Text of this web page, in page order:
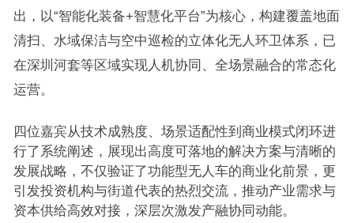
出，以“智能化装备+智慧化平台”为核心，构建覆盖地面
清扫、水域保洁与空中巡检的立体化无人环卫体系，已
在深圳河套等区域实现人机协同、全场景融合的常态化
运营。
四位嘉宾从技术成熟度、场景适配性到商业模式闭环进
行了系统阐述，展现出高度可落地的解决方案与清晰的
发展战略，不仅验证了功能型无人车的商业化前景，更
引发投资机构与街道代表的热烈交流，推动产业需求与
资本供给高效对接，深层次激发产融协同动能。